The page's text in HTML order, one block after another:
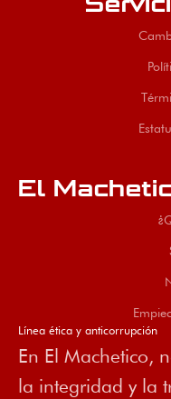
El
Línea ética y anticorrupción
En El Machetico,
la integridad y la